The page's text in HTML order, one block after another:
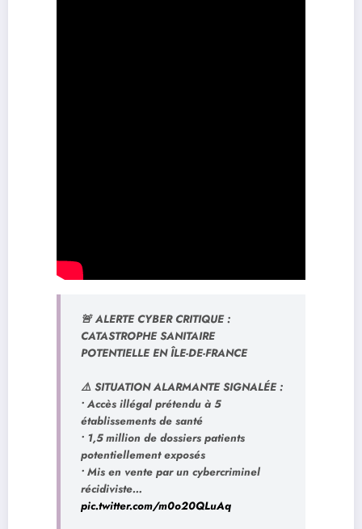
🚨 ALERTE CYBER CRITIQUE :
CATASTROPHE SANITAIRE
POTENTIELLE EN ÎLE-DE-FRANCE
⚠️ SITUATION ALARMANTE SIGNALÉE :
• Accès illégal prétendu à 5
établissements de santé
• 1,5 million de dossiers patients
potentiellement exposés
• Mis en vente par un cybercriminel
récidiviste…
pic.twitter.com/m0o20QLuAq